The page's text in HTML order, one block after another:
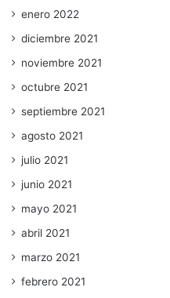
enero 2022
diciembre 2021
noviembre 2021
octubre 2021
septiembre 2021
agosto 2021
julio 2021
junio 2021
mayo 2021
abril 2021
marzo 2021
febrero 2021